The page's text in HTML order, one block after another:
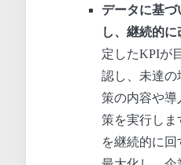
データに基づ
し、継続的
定したKPIが
認し、未達の
策の内容や導
策を実行しま
を継続的に